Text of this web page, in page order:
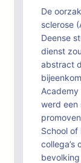
De
sclerose
Deense
dienst
abstract
Academy
werd een
School of
collega’s